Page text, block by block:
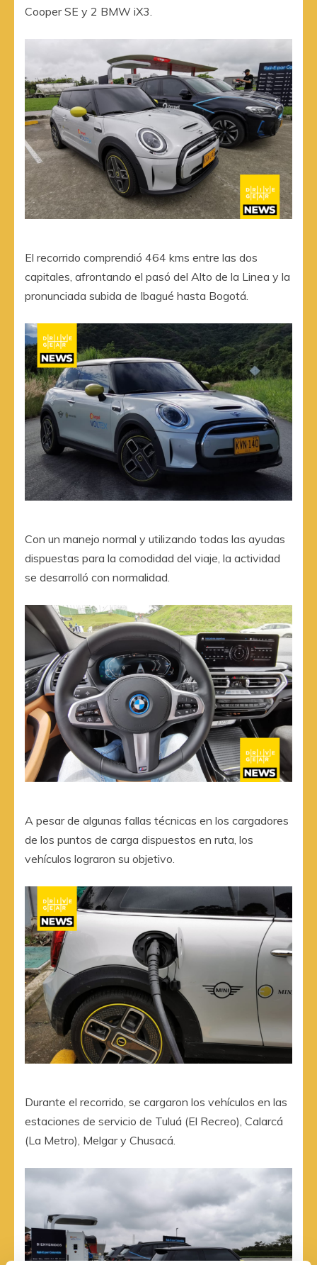
Cooper SE y 2 BMW iX3.
El recorrido comprendió 464 kms entre las dos
capitales, afrontando el pasó del Alto de la Linea y la
pronunciada subida de Ibagué hasta Bogotá.
Con un manejo normal y utilizando todas las ayudas
dispuestas para la comodidad del viaje, la actividad
se desarrolló con normalidad.
A pesar de algunas fallas técnicas en los cargadores
de los puntos de carga dispuestos en ruta, los
vehículos lograron su objetivo.
Durante el recorrido, se cargaron los vehículos en las
estaciones de servicio de Tuluá (El Recreo), Calarcá
(La Metro), Melgar y Chusacá.